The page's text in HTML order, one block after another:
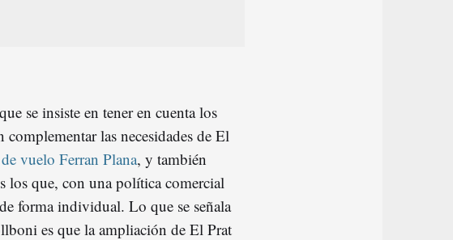
se insiste en tener en cuenta los
las necesidades de El
vuelo Ferran Plana, y también
los que, con una política comercial
forma individual. Lo que se señala
es que la ampliación de El Prat